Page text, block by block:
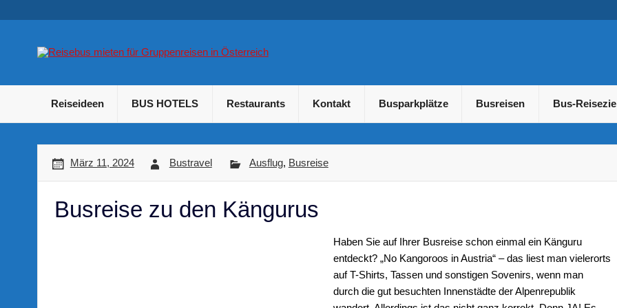
Reiseideen BUS HOTELS Restaurants Kontakt Busparkplätze Busreisen Bus-
März 11, 2024 Bustravel Ausflug, Busreise
Busreise zu den Kängurus
Haben Sie auf Ihrer Busreise schon einmal ein Känguru
entdeckt? „No Kangoroos in Austria“ – das liest man vielerorts
auf T-Shirts, Tassen und sonstigen Sovenirs, wenn man
durch die gut besuchten Innenstädte der Alpenrepublik